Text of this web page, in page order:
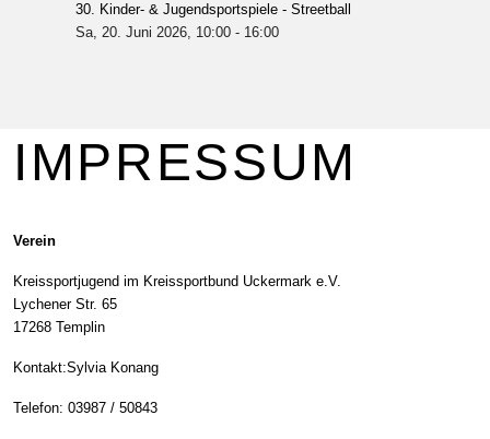
30. Kinder- & Jugendsportspiele - Streetball
Sa, 20. Juni 2026, 10:00- 16:00
IMPRESSUM
Verein
Kreissportjugend im Kreissportbund Uckermark e.V.
Lychener Str. 65
17268 Templin
Kontakt:Sylvia Konang
Telefon: 03987 / 50843